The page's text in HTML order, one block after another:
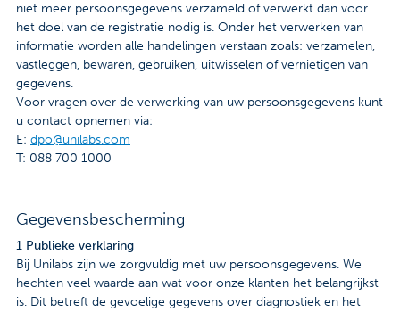
Praktische informatie
Onderzoeken
Trombosedienst
niet meer persoonsgegevens verzameld of verwerkt dan voor
het doel van de registratie nodig is. Onder het verwerken van
informatie worden alle handelingen verstaan zoals: verzamelen,
vastleggen, bewaren, gebruiken, uitwisselen of vernietigen van
gegevens.
Voor vragen over de verwerking van uw persoonsgegevens kunt
u contact opnemen via:
E: dpo@unilabs.com
T: 088 700 1000
Gegevensbescherming
1 Publieke verklaring
Bij Unilabs zijn we zorgvuldig met uw persoonsgegevens. We
hechten veel waarde aan wat voor onze klanten het belangrijkst
is. Dit betreft de gevoelige gegevens over diagnostiek en het